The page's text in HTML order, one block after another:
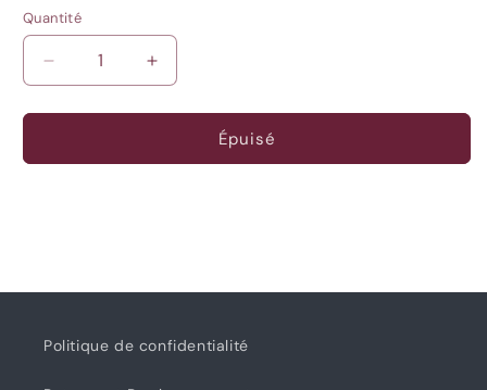
Quantité
Quantité
Réduire
la
quantité
Embout
Augmenter
la
quantité
Embout
Épuisé
Politique de confidentialité